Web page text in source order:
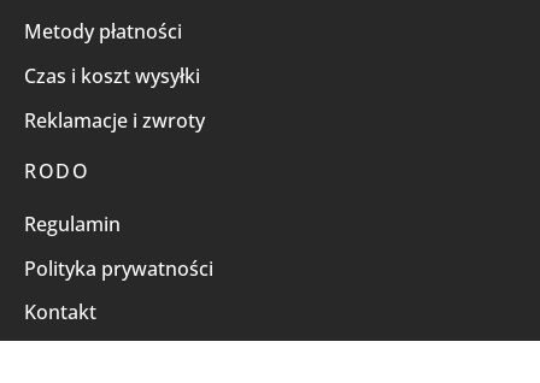
Metody płatności
Czas i koszt wysyłki
Reklamacje i zwroty
RODO
Regulamin
Polityka prywatności
Kontakt